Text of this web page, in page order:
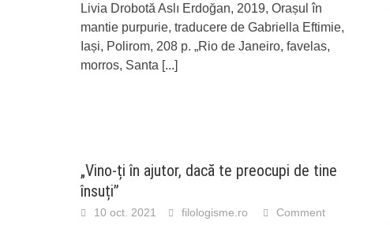
Livia Drobotă Aslı Erdoğan, 2019, Orașul în
mantie purpurie, traducere de Gabriella Eftimie,
Iași, Polirom, 208 p. „Rio de Janeiro, favelas,
morros, Santa [...]
„Vino-ți în ajutor, dacă te preocupi de tine
însuți”
10 oct. 2021 filologisme.ro Comment